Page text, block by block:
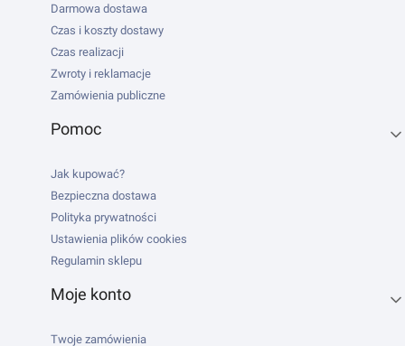
Darmowa dostawa
Czas i koszty dostawy
Czas realizacji
Zwroty i reklamacje
Zamówienia publiczne
Pomoc
Jak kupować?
Bezpieczna dostawa
Polityka prywatności
Ustawienia plików cookies
Regulamin sklepu
Moje konto
Twoje zamówienia